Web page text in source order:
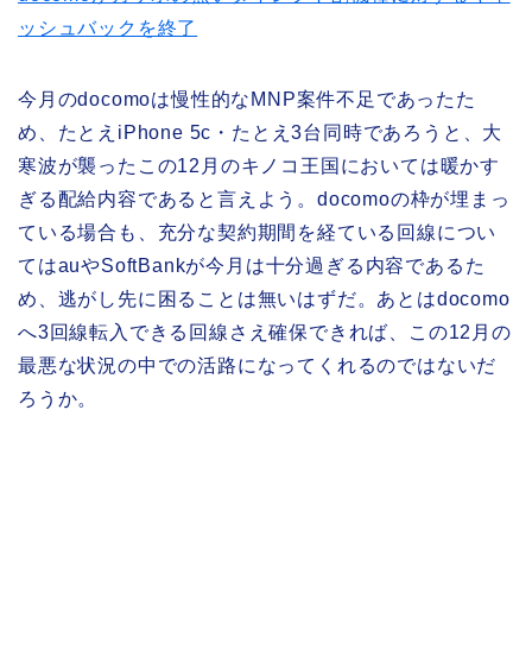
ッシュバックを終了
今月のdocomoは慢性的なMNP案件不足であったた
め、たとえiPhone 5c・たとえ3台同時であろうと、大
寒波が襲ったこの12月のキノコ王国においては暖かす
ぎる配給内容であると言えよう。docomoの枠が埋まっ
ている場合も、充分な契約期間を経ている回線につい
てはauやSoftBankが今月は十分過ぎる内容であるた
め、逃がし先に困ることは無いはずだ。あとはdocomo
へ3回線転入できる回線さえ確保できれば、この12月の
最悪な状況の中での活路になってくれるのではないだ
ろうか。